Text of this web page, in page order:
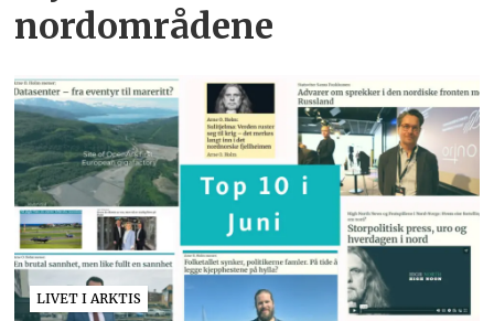
nordområdene
LIVET I ARKTIS